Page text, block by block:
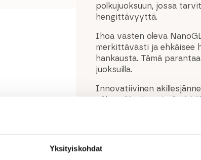
Yksityiskohdat
polkujuoksuun, jossa
hengittävyyttä.
Ihoa vasten oleva
merkittävästi ja ehkäisee
hankausta. Tämä
juoksuilla.
Innovatiivinen
vähentää väsymistä
kiertymistä estävä
ERGOTOES-anatominen
parantaa istuvuutta.